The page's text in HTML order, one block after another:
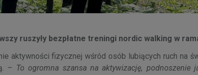
ruszyły bezpłatne treningi nordic walking w
aktywności fizycznej wśród osób lubiących ruch na
– To ogromna szansa na aktywizację, podnoszenie